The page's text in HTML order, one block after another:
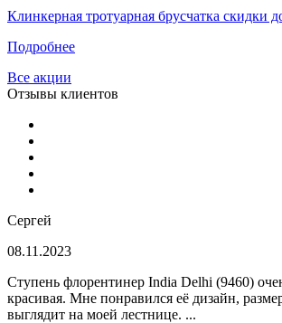
Клинкерная тротуарная брусчатка скидки
Подробнее
Все акции
Отзывы клиентов
Сергей
08.11.2023
Ступень флорентинер India Delhi (9460)
красивая. Мне понравился её дизайн,
выглядит на моей лестнице. ...